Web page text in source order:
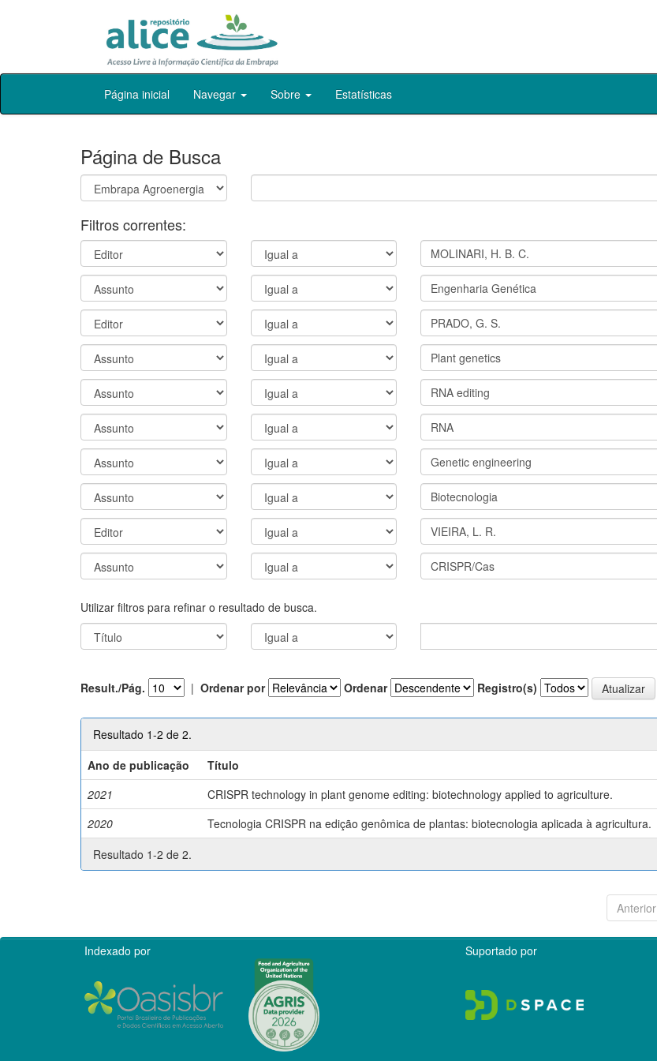
Skip
Página inicial Navegar Sobre Estatísticas
Página de Busca
Filtros correntes:
Utilizar filtros para refinar o resultado de busca.
Result./Pág. | Ordenar por Ordenar Registro(s)
Resultado 1-2 de 2.
Ano de publicação
Título
2021
CRISPR technology in plant genome editing: biotechnology applied to agriculture.
2020
Tecnologia CRISPR na edição genômica de plantas: biotecnologia aplicada à agricultura.
Resultado 1-2 de 2.
Anterior
Indexado por Suportado por